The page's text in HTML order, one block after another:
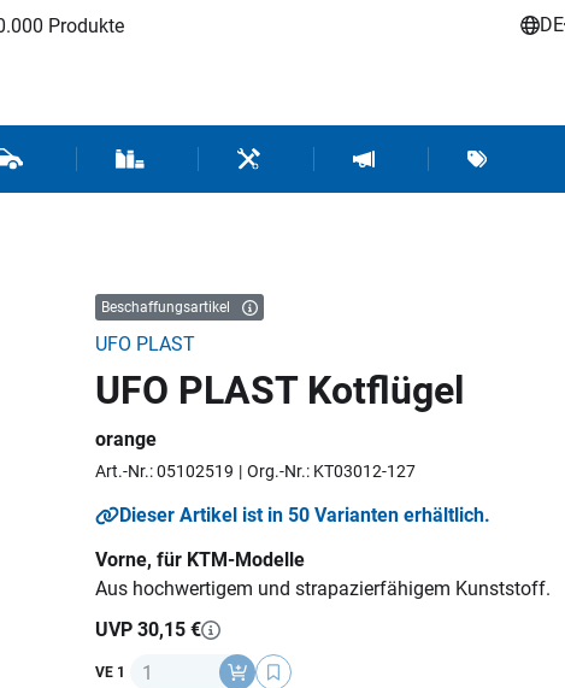
Produkte DE
und Zubehör
Verbrauchsmaterial / Werkstattbedarf
Werkzeuge / Werkstattausrüstung
Hartje MarketingMarken
Beschaffungsartikel
UFO PLAST
UFO PLAST Kotflügel
orange
Art.-Nr.: 05102519 Org.-Nr.: KT03012-127
Dieser Artikel ist in 50 Varianten erhältlich.
Vorne, für KTM-Modelle
Aus hochwertigem und strapazierfähigem Kunststoff.
UVP 30,15 €
VE 1 Anzahl